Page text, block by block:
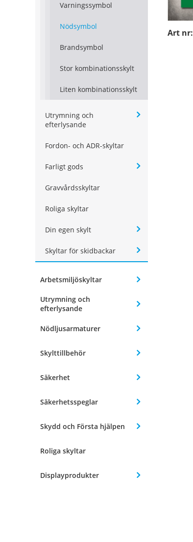
Varningssymbol
Nödsymbol
Brandsymbol
Stor kombinationsskylt
Liten kombinationsskylt
Utrymning och
efterlysande
Fordon- och ADR-skyltar
Farligt gods
Gravvårdsskyltar
Roliga skyltar
Din egen skylt
Skyltar för skidbackar
Arbetsmiljöskyltar
Utrymning och
efterlysande
Nödljusarmaturer
Skylttillbehör
Säkerhet
Säkerhetsspeglar
Skydd och Första hjälpen
Roliga skyltar
Displayprodukter
Art nr: